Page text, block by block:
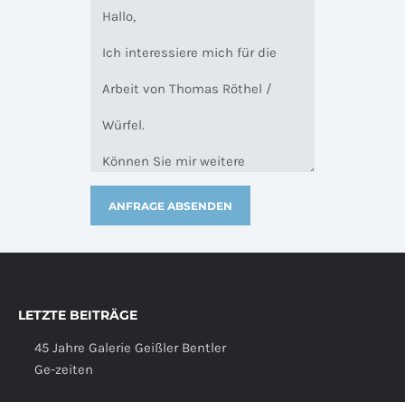
LETZTE BEITRÄGE
45 Jahre Galerie Geißler Bentler
Ge-zeiten